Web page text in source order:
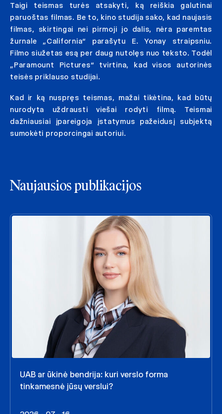
Taigi teismas turės atsakyti, ką reiškia galutinai
paruoštas filmas. Be to, kino studija sako, kad naujasis
filmas, skirtingai nei pirmoji jo dalis, nėra paremtas
žurnale „California“ parašytu E. Yonay straipsniu.
Filmo siužetas esą per daug nutolęs nuo teksto. Todėl
„Paramount Pictures“ tvirtina, kad visos autorinės
teisės priklauso studijai.
Kad ir ką nuspręs teismas, mažai tikėtina, kad būtų
nurodyta uždrausti viešai rodyti filmą. Teismai
dažniausiai įpareigoja įstatymus pažeidusį subjektą
sumokėti proporcingai autoriui.
Naujausios publikacijos
UAB ar ūkinė bendrija: kuri verslo forma
tinkamesnė jūsų verslui?